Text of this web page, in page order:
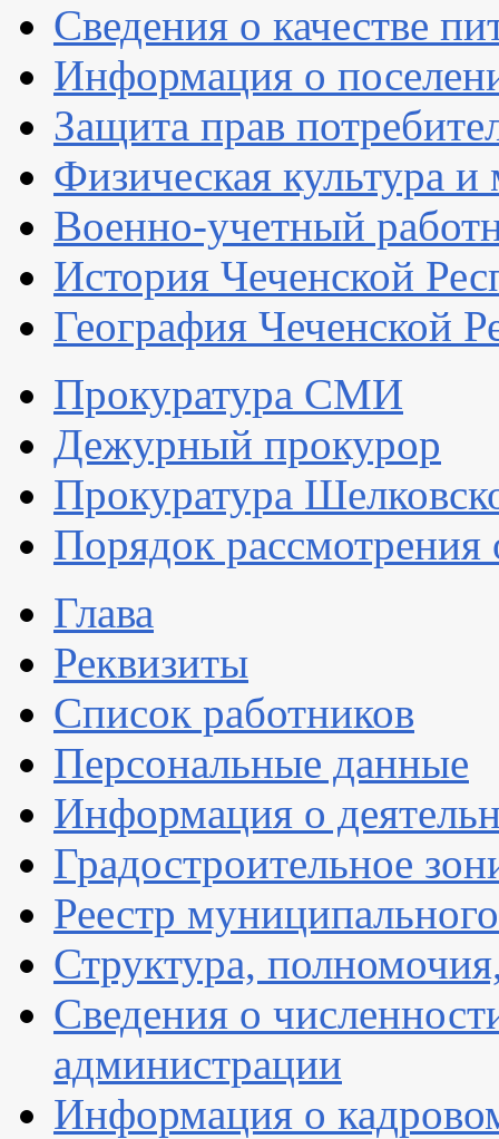
Сведения о качестве
Информация о
Защита прав
Физическая культура
Военно-учетный
История Чеченской
География Чеченской
Прокуратура СМИ
Дежурный прокурор
Прокуратура
Порядок
Глава
Реквизиты
Список работников
Персональные данные
Информация о
Градостроительное
Реестр
Структура,
Сведения о
администрации
Информация о